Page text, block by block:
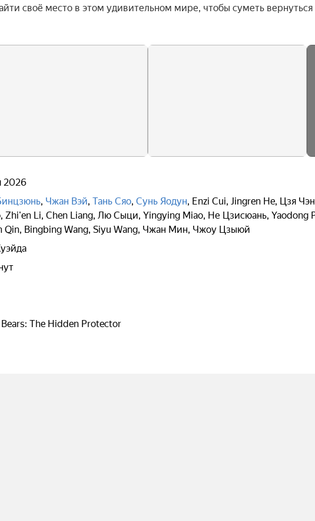
своё место в этом удивительном мире, чтобы суметь вернуться
2026
, Чжан Вэй, Тань Сяо, Сунь Яодун, Enzi Cui, Jingren He, Цзя
, Zhi'en Li, Chen Liang, Лю Сыци, Yingying Miao, Не Цзисюань, Yaodong
Qin, Bingbing Wang, Siyu Wang, Чжан Мин, Чжоу Цзыюй
The Hidden Protector